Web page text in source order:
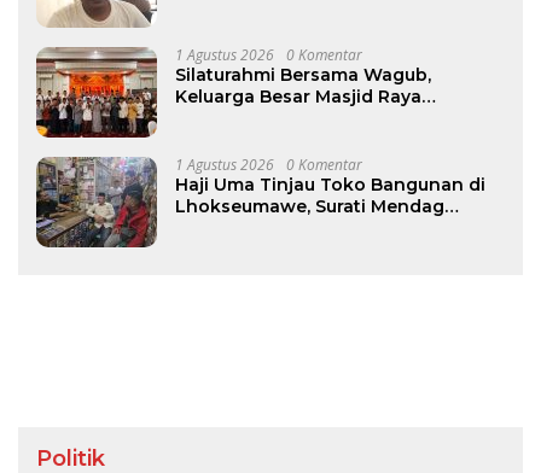
1 Agustus 2026 0 Komentar
Silaturahmi Bersama Wagub,
Keluarga Besar Masjid Raya
1 Agustus 2026 0 Komentar
Haji Uma Tinjau Toko Bangunan di
Lhokseumawe, Surati Mendag
Politik